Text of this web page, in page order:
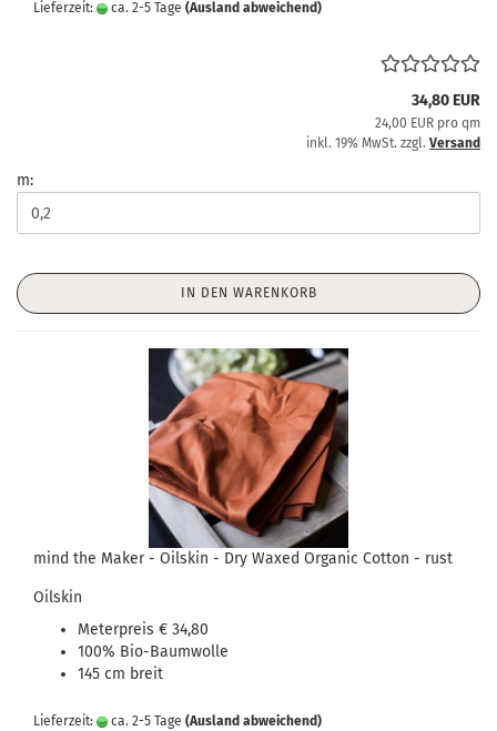
Lieferzeit: ca. 2-5 Tage (Ausland abweichend)
34,80 EUR
24,00 EUR pro qm
inkl. 19% MwSt. zzgl. Versand
m:
IN DEN WARENKORB
mind the Maker - Oilskin - Dry Waxed Organic Cotton - rust
Oilskin
Meterpreis € 34,80
100% Bio-Baumwolle
145 cm breit
Lieferzeit: ca. 2-5 Tage (Ausland abweichend)